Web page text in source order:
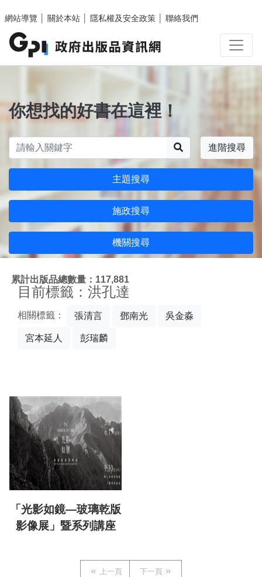
網站導覽
關於本站 隱私權及安全政策 聯絡我們
你想找的好書在這裡！
進階搜尋
主題搜尋
施政搜尋
機關搜尋
累計出版品總數量：117,881
目前標籤：洪孔達
相關標籤： 張清言 鄧南光 吳金淼
宮本延人 彭瑞麟
「光影如鏡—玻璃乾版
影像展」暨系列講座
上一頁 下一頁